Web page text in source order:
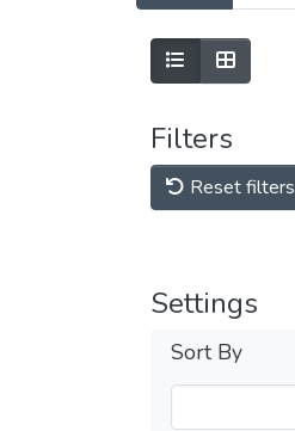
Filters
Reset filters
Settings
Sort By